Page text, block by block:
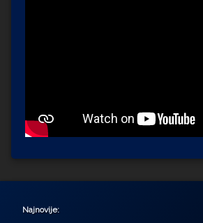
Najnovije: